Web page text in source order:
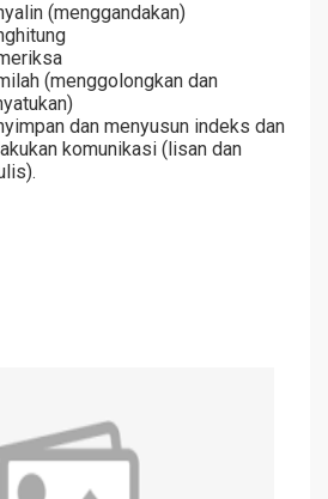
(menggandakan)
(menggolongkan dan
dan menyusun indeks dan
komunikasi (lisan dan